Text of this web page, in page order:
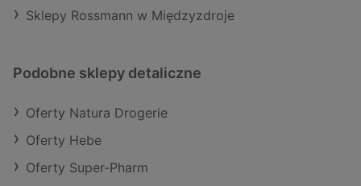
Sklepy Rossmann w Międzyzdroje
Podobne sklepy detaliczne
Oferty Natura Drogerie
Oferty Hebe
Oferty Super-Pharm